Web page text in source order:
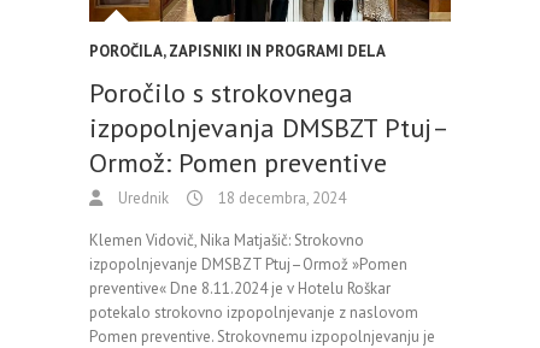
POROČILA, ZAPISNIKI IN PROGRAMI DELA
Poročilo s strokovnega
izpopolnjevanja DMSBZT Ptuj–
Ormož: Pomen preventive
Urednik 18 decembra, 2024
Klemen Vidovič, Nika Matjašič: Strokovno
izpopolnjevanje DMSBZT Ptuj–Ormož »Pomen
preventive« Dne 8.11.2024 je v Hotelu Roškar
potekalo strokovno izpopolnjevanje z naslovom
Pomen preventive. Strokovnemu izpopolnjevanju je